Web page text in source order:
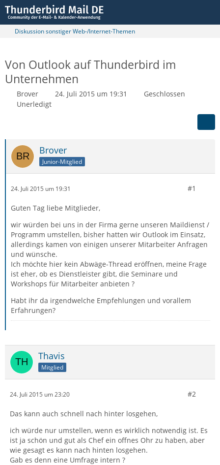
Diskussion sonstiger Web-/Internet-Themen
Von Outlook auf Thunderbird im
Unternehmen
Brover 24. Juli 2015 um 19:31
Geschlossen
Unerledigt
Brover
Junior-Mitglied
24. Juli 2015 um 19:31 #1
Guten Tag liebe Mitglieder,
wir würden bei uns in der Firma gerne unseren Maildienst /
Programm umstellen, bisher hatten wir Outlook im Einsatz,
allerdings kamen von einigen unserer Mitarbeiter Anfragen
und wünsche.
Ich möchte hier kein Abwäge-Thread eröffnen, meine Frage
ist eher, ob es Dienstleister gibt, die Seminare und
Workshops für Mitarbeiter anbieten ?
Habt ihr da irgendwelche Empfehlungen und vorallem
Erfahrungen?
Thavis
Mitglied
24. Juli 2015 um 23:20 #2
Das kann auch schnell nach hinter losgehen,
ich würde nur umstellen, wenn es wirklich notwendig ist. Es
ist ja schön und gut als Chef ein offnes Ohr zu haben, aber
wie gesagt es kann nach hinten losgehen.
Gab es denn eine Umfrage intern ?